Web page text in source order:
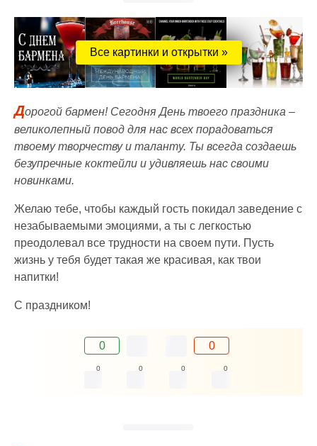
Все картинки и открытки »
Дорогой бармен! Сегодня День твоего праздника –
великолепный повод для нас всех порадоваться
твоему творчеству и таланту. Ты всегда создаешь
безупречные коктейли и удивляешь нас своими
новинками.
Желаю тебе, чтобы каждый гость покидал заведение с
незабываемыми эмоциями, а ты с легкостью
преодолевал все трудности на своем пути. Пусть
жизнь у тебя будет такая же красивая, как твои
напитки!
С праздником!
0 0
0 0 0 0